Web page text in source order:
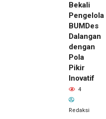
Bekali
Pengelola
BUMDes
Dalangan
dengan
Pola
Pikir
Inovatif
4
Redaksi